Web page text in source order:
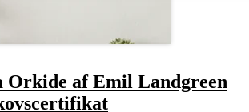
Orkide af Emil Landgreen